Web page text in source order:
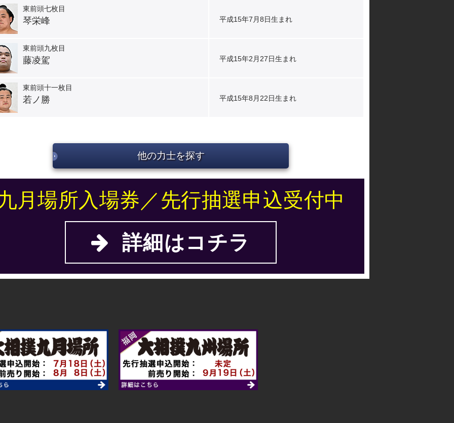
東前頭七枚目
琴栄峰 平成15年7月8日生まれ
東前頭九枚目
藤凌駕 平成15年2月27日生まれ
東前頭十一枚目
若ノ勝 平成15年8月22日生まれ
他の力士を探す
月場所入場券／先行抽選申込受付中
詳細はコチラ